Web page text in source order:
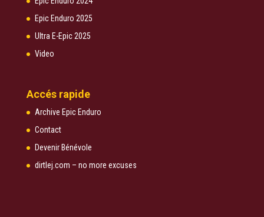
Epic Enduro 2025
Ultra E-Epic 2025
Video
Accés rapide
Archive Epic Enduro
Contact
Devenir Bénévole
dirtlej.com – no more excuses